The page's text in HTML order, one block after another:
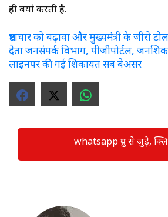
ही बयां करती है.
भ्रष्टाचार को बढ़ावा और मुख्यमंत्री के जीरो
देता जनसंपर्क विभाग, पीजीपोर्टल,
लाइनपर की गई शिकायत सब बेअसर
whatsapp ग्रुप से जुड़े,